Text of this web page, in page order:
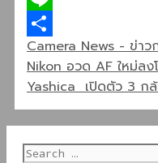
Line
Share
Categories
Camera News - ข่าว
Nikon อวด AF ใหม่ลง
Yashica เปิดตัว 3 ก
Search